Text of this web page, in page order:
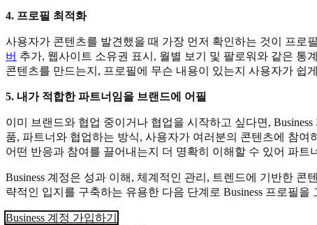
4. 프로필 최적화
사용자가 콘텐츠를 발견했을 때 가장 먼저 확인하는 것이 프로
버 추가, 웹사이트 소유권 표시, 월별 보기 및 팔로워와 같은 통
콘텐츠를 만드는지, 프로필에 무슨 내용이 있는지 사용자가 쉽
5. 내가 적합한 파트너임을 브랜드에 어필
이미 브랜드와 협업 중이거나 협업을 시작하고 싶다면,
품, 파트너와 협업하는 방식, 사용자가 여러분의 콘텐츠에 참
어떤 반응과 참여를 끌어내는지 더 명확히 이해할 수 있어 파트
Business 계정은 성과 이해, 체계적인 관리, 트렌드에 기반한
략적인 입지를 구축하는 유용한 다음 단계로 Business 프로필을
Business 계정 가입하기